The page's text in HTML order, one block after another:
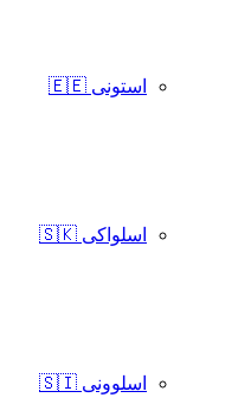
استونی 🇪🇪
اسلواکی 🇸🇰
اسلوونی 🇸🇮